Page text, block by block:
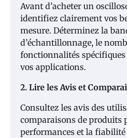
Avant d’acheter un
identifiez clairement vos
mesure. Déterminez la
d’échantillonnage, le
fonctionnalités spécifiques
vos applications.
2. Lire les Avis et
Consultez les avis des
comparaisons de produits
performances et la fiabilité